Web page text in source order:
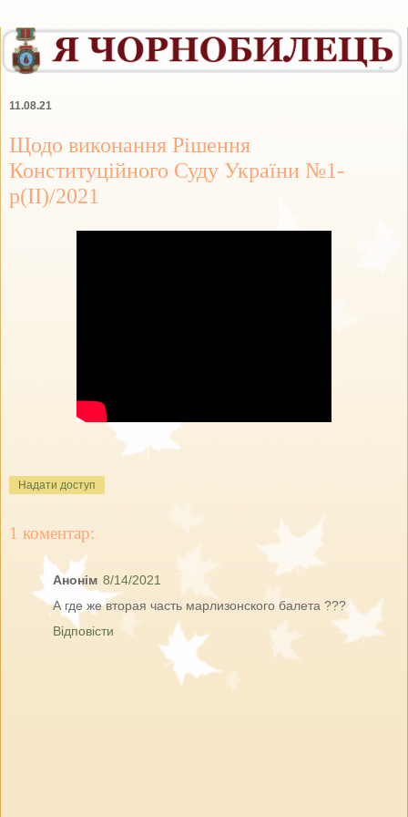
11.08.21
Щодо виконання Рішення
Конституційного Суду України №1-
р(ІІ)/2021
Надати доступ
1 коментар:
Анонім 8/14/2021
А где же вторая часть марлизонского балета ???
Відповісти